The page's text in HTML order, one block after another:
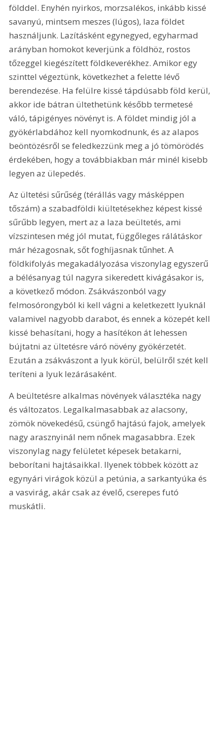
földdel. Enyhén nyirkos, morzsalékos, inkább kissé
savanyú, mintsem meszes (lúgos), laza földet
használjunk. Lazításként egynegyed, egyharmad
arányban homokot keverjünk a földhöz, rostos
tőzeggel kiegészített földkeverékhez. Amikor egy
szinttel végeztünk, következhet a felette lévő
berendezése. Ha felülre kissé tápdúsabb föld kerül,
akkor ide bátran ültethetünk később termetesé
váló, tápigényes növényt is. A földet mindig jól a
gyökérlabdához kell nyomkodnunk, és az alapos
beöntözésről se feledkezzünk meg a jó tömörödés
érdekében, hogy a továbbiakban már minél kisebb
legyen az ülepedés.
Az ültetési sűrűség (térállás vagy másképpen
tőszám) a szabadföldi kiültetésekhez képest kissé
sűrűbb legyen, mert az a laza beültetés, ami
vízszintesen még jól mutat, függőleges rálátáskor
már hézagosnak, sőt foghíjasnak tűnhet. A
földkifolyás megakadályozása viszonylag egyszerű
a bélésanyag túl nagyra sikeredett kivágásakor is,
a következő módon. Zsákvászonból vagy
felmosórongyból ki kell vágni a keletkezett lyuknál
valamivel nagyobb darabot, és ennek a közepét kell
kissé behasítani, hogy a hasítékon át lehessen
bújtatni az ültetésre váró növény gyökérzetét.
Ezután a zsákvászont a lyuk körül, belülről szét kell
teríteni a lyuk lezárásaként.
A beültetésre alkalmas növények választéka nagy
és változatos. Legalkalmasabbak az alacsony,
zömök növekedésű, csüngő hajtású fajok, amelyek
nagy arasznyinál nem nőnek magasabbra. Ezek
viszonylag nagy felületet képesek betakarni,
beborítani hajtásaikkal. Ilyenek többek között az
egynyári virágok közül a petúnia, a sarkantyúka és
a vasvirág, akár csak az évelő, cserepes futó
muskátli.